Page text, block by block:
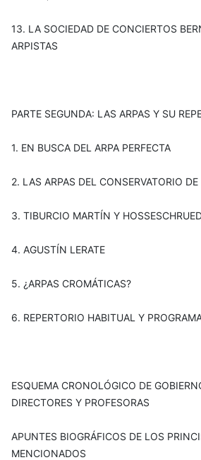
13. LA SOCIEDAD DE CONCIERTOS
ARPISTAS
PARTE SEGUNDA: LAS ARPAS Y SU
1. EN BUSCA DEL ARPA PERFECTA
2. LAS ARPAS DEL CONSERVATORIO
3. TIBURCIO MARTÍN Y
4. AGUSTÍN LERATE
5. ¿ARPAS CROMÁTICAS?
6. REPERTORIO HABITUAL Y
ESQUEMA CRONOLÓGICO DE
DIRECTORES Y PROFESORAS
APUNTES BIOGRÁFICOS DE LOS
MENCIONADOS